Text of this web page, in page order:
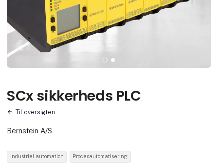
SCx sikkerheds PLC
Til oversigten
Bernstein A/S
Industriel automation Procesautomatisering